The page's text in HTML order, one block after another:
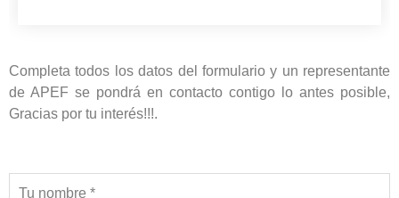
Completa todos los datos del formulario y un representante
de APEF se pondrá en contacto contigo lo antes posible,
Gracias por tu interés!!!.